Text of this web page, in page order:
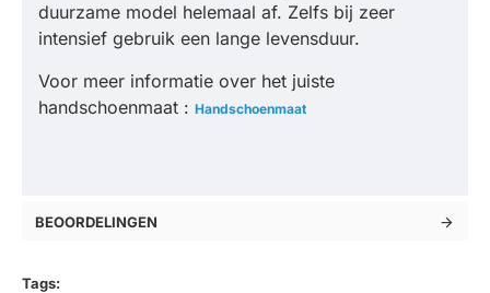
duurzame model helemaal af. Zelfs bij zeer
intensief gebruik een lange levensduur.
Voor meer informatie over het juiste
handschoenmaat : Handschoenmaat
BEOORDELINGEN
Tags: